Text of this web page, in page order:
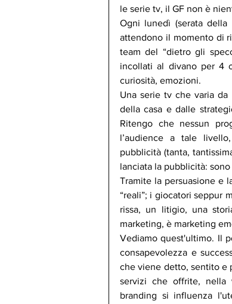
Ogni lunedì (serata
attendono il momento di
team del “dietro gli
incollati al divano per 4
curiosità, emozioni.
Una serie tv che varia
della casa e dalle
Ritengo che nessun
l’audience a tale
pubblicità (tanta,
lanciata la pubblicità:
Tramite la persuasione e
“reali”; i giocatori seppur
rissa, un litigio, una
marketing, è marketing
Vediamo quest'ultimo. Il
consapevolezza e
che viene detto, sentito e
servizi che offrite, nella
branding si influenza